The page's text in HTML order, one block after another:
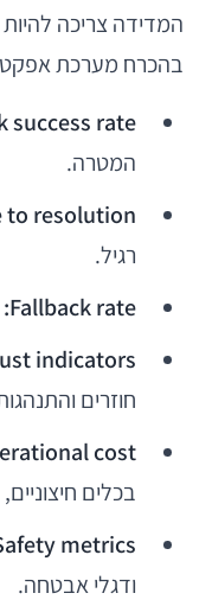
המדידה צריכה
בהכרח מערכת
success rate:
המטרה.
to resolution:
רגיל.
Fallback rate:
indicators:
חוזרים
cost:
בכלים
metrics:
ודגלי אבטחה.